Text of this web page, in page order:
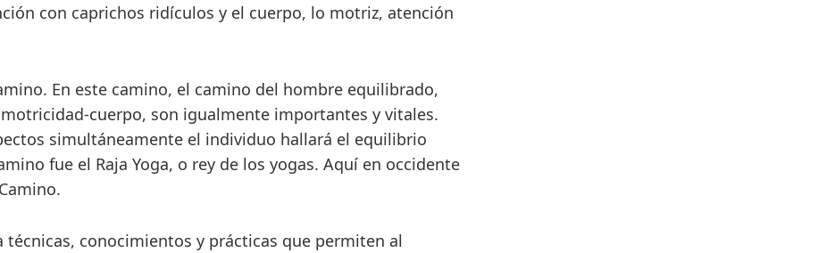
con caprichos ridículos y el cuerpo, lo motriz, atención
En este camino, el camino del hombre equilibrado,
cuerpo, son igualmente importantes y vitales.
simultáneamente el individuo hallará el equilibrio
fue el Raja Yoga, o rey de los yogas. Aquí en occidente
técnicas, conocimientos y prácticas que permiten al